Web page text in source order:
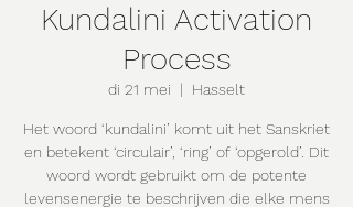
Kundalini Activation
Process
di 21 mei
  |
Hasselt
Het woord ‘kundalini’ komt uit het Sanskriet
en betekent ‘circulair’, ‘ring’ of ‘opgerold’. Dit
woord wordt gebruikt om de potente
levensenergie te beschrijven die elke mens